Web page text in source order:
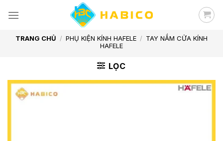
TRANG CHỦ / PHỤ KIỆN KÍNH HAFELE / TAY NẮM CỬA KÍNH
HAFELE
LỌC